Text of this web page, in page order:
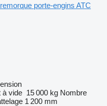
porte-engins ATC
à vide 15 000 kg Nombre
1 200 mm